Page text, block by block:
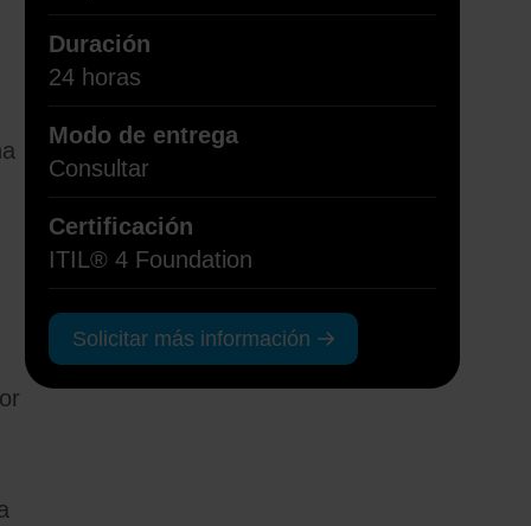
Duración
24 horas
Modo de entrega
Consultar
Certificación
ITIL® 4 Foundation
Solicitar más información